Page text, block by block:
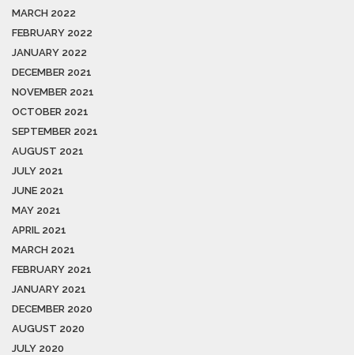
MARCH 2022
FEBRUARY 2022
JANUARY 2022
DECEMBER 2021
NOVEMBER 2021
OCTOBER 2021
SEPTEMBER 2021
AUGUST 2021
JULY 2021
JUNE 2021
MAY 2021
APRIL 2021
MARCH 2021
FEBRUARY 2021
JANUARY 2021
DECEMBER 2020
AUGUST 2020
JULY 2020